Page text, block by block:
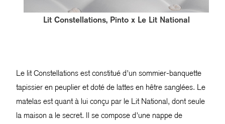
Lit Constellations, Pinto x Le Lit National
Le lit Constellations est constitué d’un sommier-banquette
tapissier en peuplier et doté de lattes en hêtre sanglées. Le
matelas est quant à lui conçu par le Lit National, dont seule
la maison a le secret. Il se compose d’une nappe de